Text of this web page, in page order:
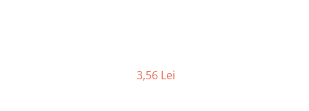
3,56 Lei